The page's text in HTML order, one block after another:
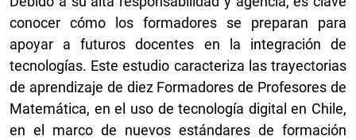
conocer cómo los formadores se preparan para
apoyar a futuros docentes en la integración de
tecnologías. Este estudio caracteriza las trayectorias
de aprendizaje de diez Formadores de Profesores de
Matemática, en el uso de tecnología digital en Chile,
en el marco de nuevos estándares de formación